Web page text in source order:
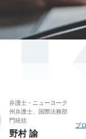
弁護士・ニューヨーク
州弁護士、国際法務部
門統括
野村 諭
プ